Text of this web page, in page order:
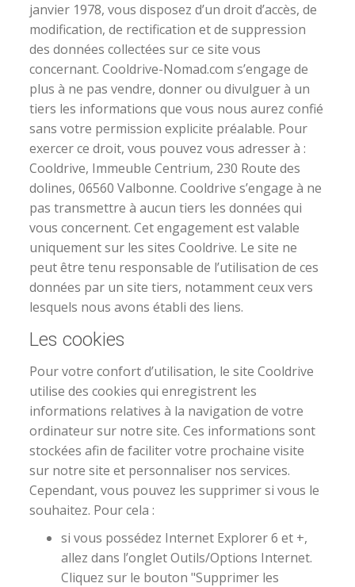
janvier 1978, vous disposez d’un droit d’accès, de
modification, de rectification et de suppression
des données collectées sur ce site vous
concernant. Cooldrive-Nomad.com s’engage de
plus à ne pas vendre, donner ou divulguer à un
tiers les informations que vous nous aurez confié
sans votre permission explicite préalable. Pour
exercer ce droit, vous pouvez vous adresser à :
Cooldrive, Immeuble Centrium, 230 Route des
dolines, 06560 Valbonne. Cooldrive s’engage à ne
pas transmettre à aucun tiers les données qui
vous concernent. Cet engagement est valable
uniquement sur les sites Cooldrive. Le site ne
peut être tenu responsable de l’utilisation de ces
données par un site tiers, notamment ceux vers
lesquels nous avons établi des liens.
Les cookies
Pour votre confort d’utilisation, le site Cooldrive
utilise des cookies qui enregistrent les
informations relatives à la navigation de votre
ordinateur sur notre site. Ces informations sont
stockées afin de faciliter votre prochaine visite
sur notre site et personnaliser nos services.
Cependant, vous pouvez les supprimer si vous le
souhaitez. Pour cela :
si vous possédez Internet Explorer 6 et +,
allez dans l’onglet Outils/Options Internet.
Cliquez sur le bouton "Supprimer les